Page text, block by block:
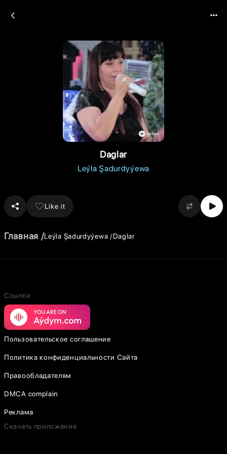
Daglar
Leýla Şadurdyýewa
Like it
Главная Leýla Şadurdyýewa Daglar
Ссылки
Пользовательское соглашение
Политика конфиденциальности Сайта
Правообладателям
DMCA complain
Реклама
Скачать приложение